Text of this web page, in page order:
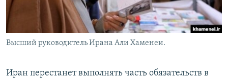
Высший руководитель Ирана Али Хаменеи.
Иран перестанет выполнять часть обязательств в